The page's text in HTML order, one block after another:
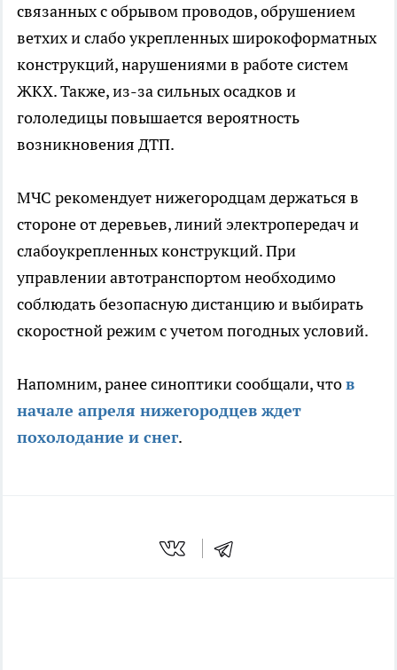
связанных с обрывом проводов, обрушением
ветхих и слабо укрепленных широкоформатных
конструкций, нарушениями в работе систем
ЖКХ. Также, из-за сильных осадков и
гололедицы повышается вероятность
возникновения ДТП.
МЧС рекомендует нижегородцам держаться в
стороне от деревьев, линий электропередач и
слабоукрепленных конструкций. При
управлении автотранспортом необходимо
соблюдать безопасную дистанцию и выбирать
скоростной режим с учетом погодных условий.
Напомним, ранее синоптики сообщали, чтов
начале апреля нижегородцев ждет
похолодание и снег.